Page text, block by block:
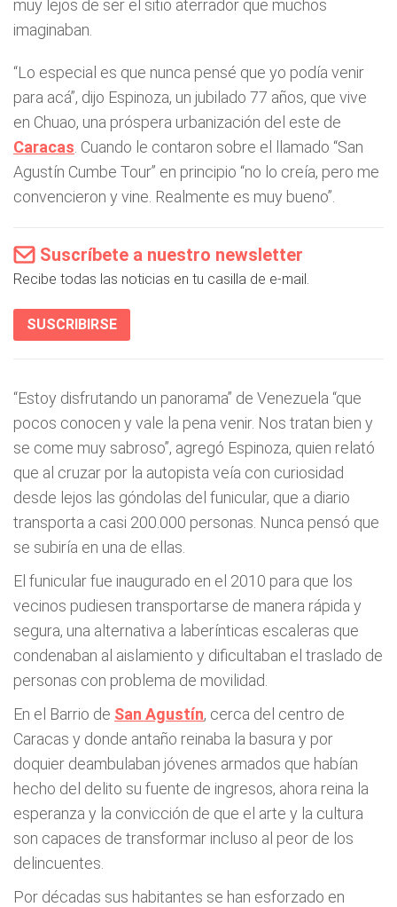
muy lejos de ser el sitio aterrador que muchos
imaginaban.
“Lo especial es que nunca pensé que yo podía venir
para acá”, dijo Espinoza, un jubilado 77 años, que vive
en Chuao, una próspera urbanización del este de
Caracas . Cuando le contaron sobre el llamado “San
Agustín Cumbe Tour” en principio “no lo creía, pero me
convencieron y vine. Realmente es muy bueno”.
Suscríbete a nuestro newsletter
Recibe todas las noticias en tu casilla de e-mail.
SUSCRIBIRSE
“Estoy disfrutando un panorama” de Venezuela “que
pocos conocen y vale la pena venir. Nos tratan bien y
se come muy sabroso”, agregó Espinoza, quien relató
que al cruzar por la autopista veía con curiosidad
desde lejos las góndolas del funicular, que a diario
transporta a casi 200.000 personas. Nunca pensó que
se subiría en una de ellas.
El funicular fue inaugurado en el 2010 para que los
vecinos pudiesen transportarse de manera rápida y
segura, una alternativa a laberínticas escaleras que
condenaban al aislamiento y dificultaban el traslado de
personas con problema de movilidad.
En el Barrio de San Agustín, cerca del centro de
Caracas y donde antaño reinaba la basura y por
doquier deambulaban jóvenes armados que habían
hecho del delito su fuente de ingresos, ahora reina la
esperanza y la convicción de que el arte y la cultura
son capaces de transformar incluso al peor de los
delincuentes.
Por décadas sus habitantes se han esforzado en